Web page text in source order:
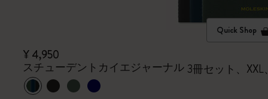
Quick Shop
¥ 4,950
スチューデントカイエジャーナル 3冊セット、